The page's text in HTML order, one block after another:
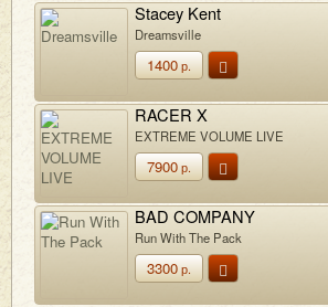
Stacey Kent
Dreamsville
1400р.
RACER X
EXTREME VOLUME LIVE
7900р.
BAD COMPANY
Run With The Pack
3300р.